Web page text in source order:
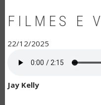
FILMES E
22/12/2025
Jay Kelly